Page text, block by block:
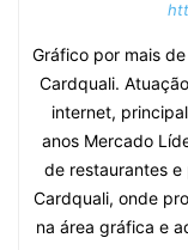
Gráfico por mais
Cardquali.
internet,
anos Mercado
de restaurantes
Cardquali, onde
na área gráfica e